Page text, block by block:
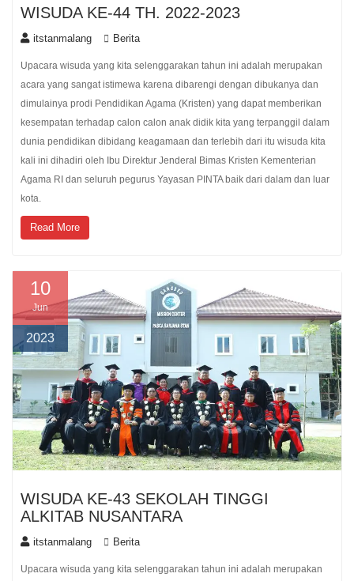
WISUDA KE-44 TH. 2022-2023
itstanmalang Berita
Upacara wisuda yang kita selenggarakan tahun ini adalah merupakan
acara yang sangat istimewa karena dibarengi dengan dibukanya dan
dimulainya prodi Pendidikan Agama (Kristen) yang dapat memberikan
kesempatan terhadap calon calon anak didik kita yang terpanggil dalam
dunia pendidikan dibidang keagamaan dan terlebih dari itu wisuda kita
kali ini dihadiri oleh Ibu Direktur Jenderal Bimas Kristen Kementerian
Agama RI dan seluruh pegurus Yayasan PINTA baik dari dalam dan luar
kota.
Read More
10
Jun
2023
WISUDA KE-43 SEKOLAH TINGGI
ALKITAB NUSANTARA
itstanmalang Berita
Upacara wisuda yang kita selenggarakan tahun ini adalah merupakan